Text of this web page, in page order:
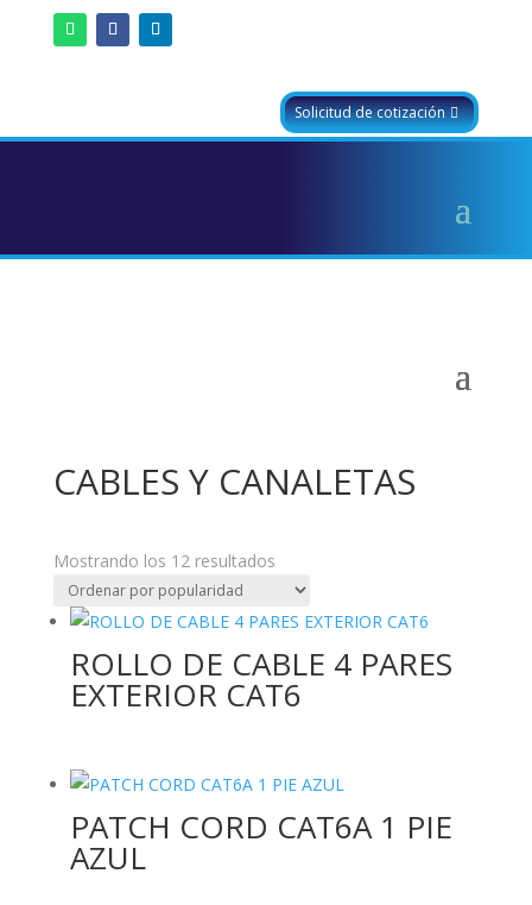
Solicitud de cotización
CABLES Y CANALETAS
Mostrando los 12 resultadosOrdenado
por
popularidad
ROLLO DE CABLE 4 PARES
EXTERIOR CAT6
PATCH CORD CAT6A 1 PIE
AZUL